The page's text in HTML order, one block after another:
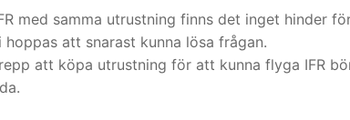
med samma utrustning finns det inget hinder
att snarast kunna lösa frågan.
att köpa utrustning för att kunna flyga IFR